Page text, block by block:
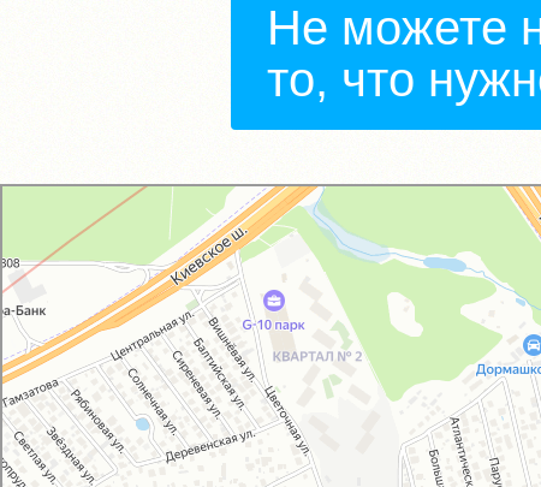
Не можете
то, что
GM-City&VAG-Repair
Автосервис, автотехцентр в Москве
Магазин автозапчастей и автотоваров в Москве